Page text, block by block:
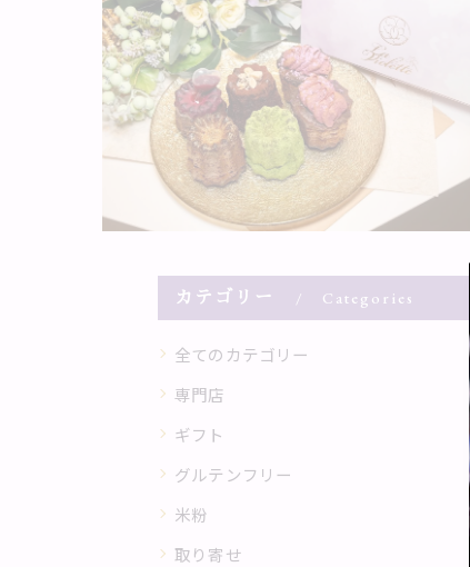
カテゴリー Categories
全てのカテゴリー
専門店
ギフト
グルテンフリー
米粉
取り寄せ